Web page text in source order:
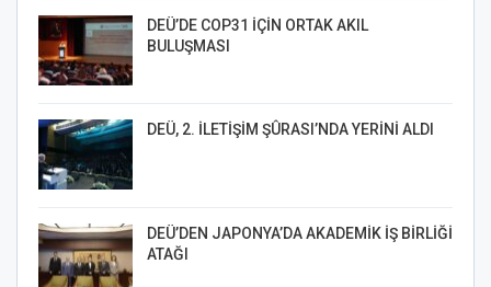
DEÜ’DE COP31 İÇİN ORTAK AKIL
BULUŞMASI
DEÜ, 2. İLETİŞİM ŞÛRASI’NDA YERİNİ ALDI
DEÜ’DEN JAPONYA’DA AKADEMİK İŞ BİRLİĞİ
ATAĞI